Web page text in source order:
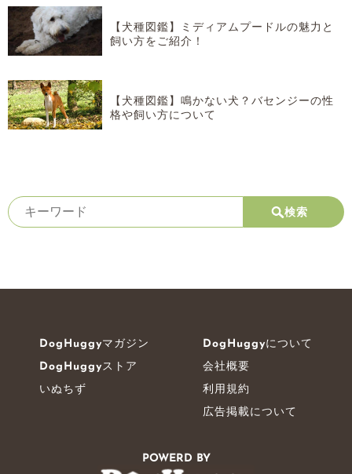
【犬種図鑑】ミディアムプードルの魅力と
飼い方をご紹介！
【犬種図鑑】鳴かない犬？バセンジーの性
格や飼い方について
検索
POWERD BY
DogHuggyマガジン
DogHuggyストア
いぬちず
DogHuggyについて
会社概要
利用規約
広告掲載について